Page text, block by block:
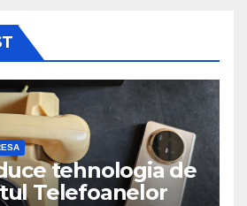
tehnologia de
Telefoanelor